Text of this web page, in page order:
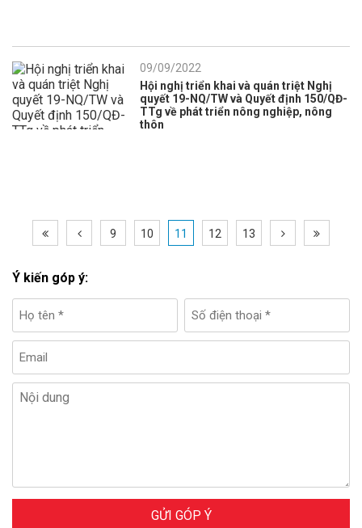
09/09/2022
Hội nghị triển khai và quán triệt Nghị
quyết 19-NQ/TW và Quyết định 150/QĐ-
TTg về phát triển nông nghiệp, nông
thôn
9 10 11 12 13
Ý kiến góp ý:
GỬI GÓP Ý